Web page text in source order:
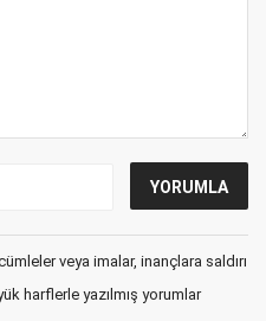
veya imalar, inançlara saldırı
harflerle yazılmış yorumlar